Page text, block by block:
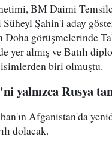
BM Daimi
Şahin'i aday
görüşmelerinde
yer almış ve Batılı
biri olmuştu.
yalnızca Rusya
Afganistan'da
dolacak.